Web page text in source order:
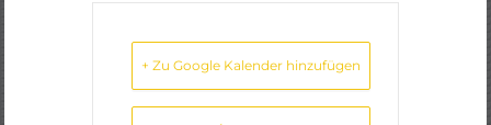
+ Zu Google Kalender hinzufügen